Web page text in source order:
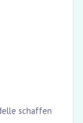
schaffen